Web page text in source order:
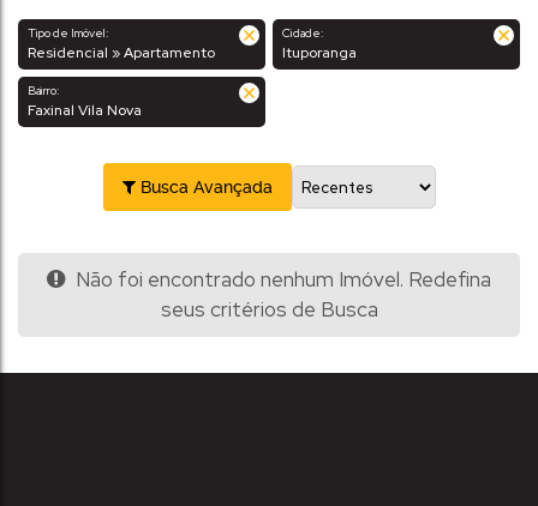
Tipo de Imóvel:
Residencial » Apartamento
Cidade:
Ituporanga
Bairro:
Faxinal Vila Nova
Busca Avançada
Não foi encontrado nenhum Imóvel. Redefina
seus critérios de Busca